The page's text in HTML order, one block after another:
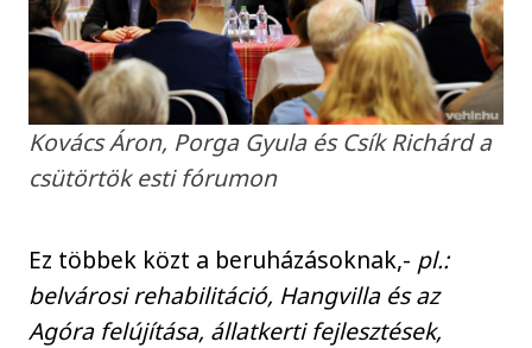
Kovács Áron, Porga Gyula és Csík Richárd a
csütörtök esti fórumon
Ez többek közt a beruházásoknak,- pl.:
belvárosi rehabilitáció, Hangvilla és az
Agóra felújítása, állatkerti fejlesztések,